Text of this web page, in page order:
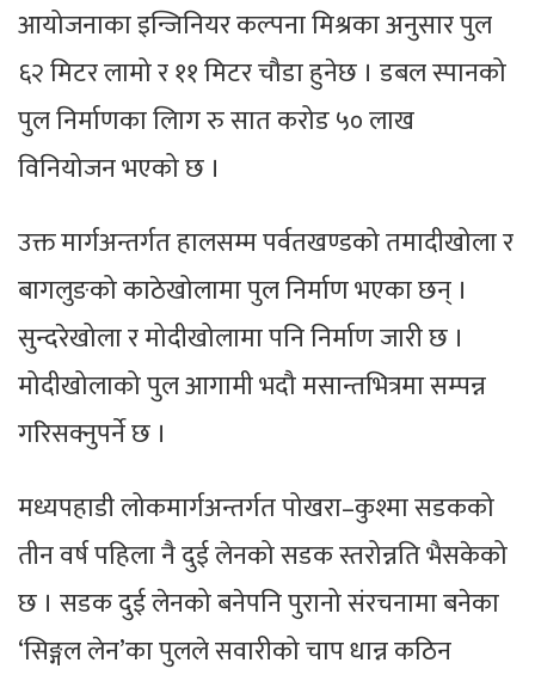
आयोजनाका इन्जिनियर कल्पना मिश्रका अनुसार पुल
६२ मिटर लामो र ११ मिटर चौडा हुनेछ । डबल स्पानको
पुल निर्माणका लािग रु सात करोड ५० लाख
विनियोजन भएको छ ।
उक्त मार्गअन्तर्गत हालसम्म पर्वतखण्डको तमादीखोला र
बागलुङको काठेखोलामा पुल निर्माण भएका छन् ।
सुन्दरेखोला र मोदीखोलामा पनि निर्माण जारी छ ।
मोदीखोलाको पुल आगामी भदौ मसान्तभित्रमा सम्पन्न
गरिसक्नुपर्ने छ ।
मध्यपहाडी लोकमार्गअन्तर्गत पोखरा–कुश्मा सडकको
तीन वर्ष पहिला नै दुई लेनको सडक स्तरोन्नति भैसकेको
छ । सडक दुई लेनको बनेपनि पुरानो संरचनामा बनेका
‘सिङ्गल लेन’का पुलले सवारीको चाप धान्न कठिन